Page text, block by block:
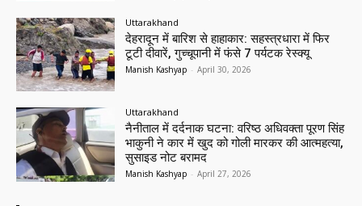
Uttarakhand
देहरादून में बारिश से हाहाकार: सहस्त्रधारा में फिर
टूटी दीवारें, गुच्चूपानी में फंसे 7 पर्यटक रेस्क्यू
Manish Kashyap - April 30, 2026
Uttarakhand
नैनीताल में दर्दनाक घटना: वरिष्ठ अधिवक्ता पूरण सिंह
भाकुनी ने कार में खुद को गोली मारकर की आत्महत्या,
सुसाइड नोट बरामद
Manish Kashyap - April 27, 2026